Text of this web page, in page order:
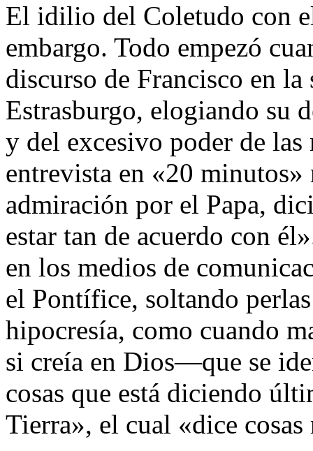
El idilio del Coletudo con
embargo. Todo empezó
discurso de Francisco en
Estrasburgo, elogiando su
y del excesivo poder de
entrevista en «20
admiración por el Papa,
estar tan de acuerdo con
en los medios de
el Pontífice, soltando
hipocresía, como cuando
si creía en Dios―que se
cosas que está diciendo
Tierra», el cual «dice cosas